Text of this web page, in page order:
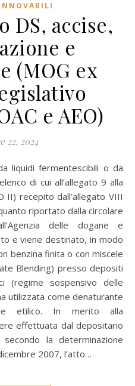
DS, accise,
e
(MOG ex
e AEO)
22, 2024
di cui all’allegato 9 alla
II) recepito dall’allegato VIII
riportato dalla circolare
delle dogane e
e viene destinato, in modo
benzina finita o con miscele
Blending) presso depositi
(regime sospensivo delle
utilizzata come denaturante
etilico. In merito alla
effettuata dal depositario
la determinazione
2007, l’atto…